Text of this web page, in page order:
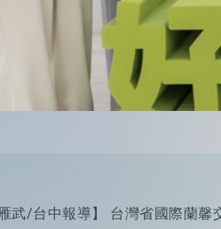
武/台中報導】 台灣省國際蘭